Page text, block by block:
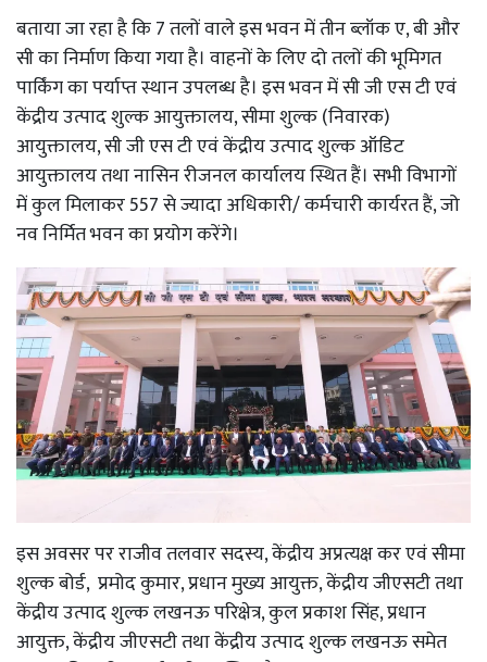
बताया जा रहा है कि 7 तलों वाले इस भवन में तीन ब्लॉक ए, बी और
सी का निर्माण किया गया है। वाहनों के लिए दो तलों की भूमिगत
पार्किंग का पर्याप्त स्थान उपलब्ध है। इस भवन में सी जी एस टी एवं
केंद्रीय उत्पाद शुल्क आयुक्तालय, सीमा शुल्क (निवारक)
आयुक्तालय, सी जी एस टी एवं केंद्रीय उत्पाद शुल्क ऑडिट
आयुक्तालय तथा नासिन रीजनल कार्यालय स्थित हैं। सभी विभागों
में कुल मिलाकर 557 से ज्यादा अधिकारी/ कर्मचारी कार्यरत हैं, जो
नव निर्मित भवन का प्रयोग करेंगे।
इस अवसर पर राजीव तलवार सदस्य, केंद्रीय अप्रत्यक्ष कर एवं सीमा
शुल्क बोर्ड, प्रमोद कुमार, प्रधान मुख्य आयुक्त, केंद्रीय जीएसटी तथा
केंद्रीय उत्पाद शुल्क लखनऊ परिक्षेत्र, कुल प्रकाश सिंह, प्रधान
आयुक्त, केंद्रीय जीएसटी तथा केंद्रीय उत्पाद शुल्क लखनऊ समेत